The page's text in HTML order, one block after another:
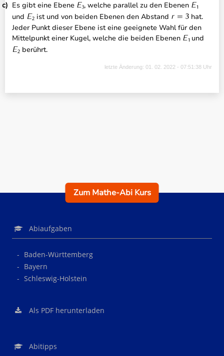
Es gibt eine Ebene
, welche parallel zu den Ebenen
und
ist und von beiden Ebenen den Abstand
hat.
Jeder Punkt dieser Ebene ist eine geeignete Wahl für den
Mittelpunkt einer Kugel, welche die beiden Ebenen
und
berührt.
letzte Änderung: 01. 02. 2022 - 07:51:38 Uhr
Zum Mathe-Abi Kurs
Abiaufgaben
Baden-Württemberg
Bayern
Schleswig-Holstein
Als PDF herunterladen
Abitipps